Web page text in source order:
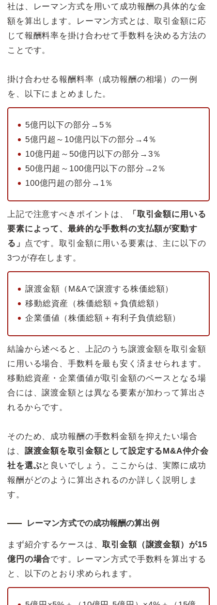
社は、レーマン方式を用いて成功報酬の具体的な金
額を算出します。レーマン方式とは、取引金額に応
じて報酬料率を掛け合わせて手数料を決める方法の
ことです。
掛け合わせる報酬料率（成功報酬の相場）の一例
を、以下にまとめました。
5億円以下の部分→5％
5億円超～10億円以下の部分→4％
10億円超～50億円以下の部分→3％
50億円超～100億円以下の部分→2％
100億円超の部分→1％
上記で注意すべきポイントは、
「取引金額に用いる
要素によって、最終的な手数料の支払額が変動す
る」
点です。取引金額に用いる要素は、主に以下の
3つが存在します。
譲渡金額（M&Aで譲渡する株価総額）
移動総資産（株価総額＋負債総額）
企業価値（株価総額＋有利子負債総額）
結論から述べると、上記のうち譲渡金額を取引金額
に用いる場合、手数料を最も安く済ませられます。
移動総資産・企業価値が取引金額のベースとなる場
合には、譲渡金額とは異なる要素が加わって算出さ
れるからです。
そのため、成功報酬の手数料金額を抑えたい場合
は、 譲渡金額を取引金額として設定するM&A仲介会
社を選ぶと良いでしょう。ここからは、実際に成功
報酬がどのように算出されるのか詳しく説明しま
す。
レーマン方式での成功報酬の算出例
まず紹介するケースは、取引金額（譲渡金額）が15
億円の場合です。レーマン方式で手数料を算出する
と、以下のとおり求められます。